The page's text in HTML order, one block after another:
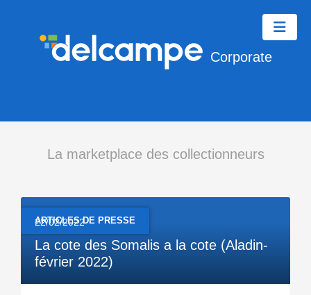
Corporate
La marketplace des collectionneurs
ARTICLES DE PRESSE
22/02/2022
La cote des Somalis a la cote (Aladin-
février 2022)